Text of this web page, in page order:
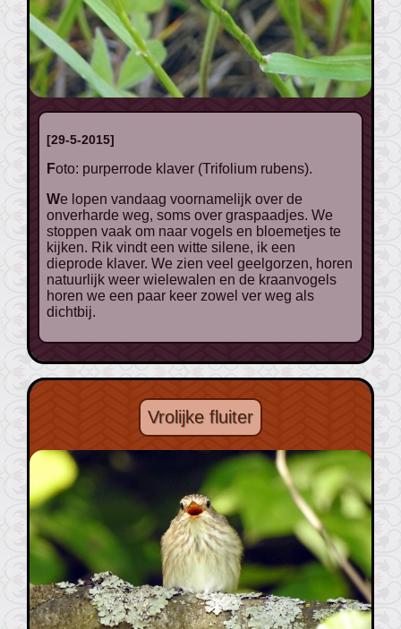
[29-5-2015]
Foto: purperrode klaver (Trifolium rubens).
We lopen vandaag voornamelijk over de
onverharde weg, soms over graspaadjes. We
stoppen vaak om naar vogels en bloemetjes te
kijken. Rik vindt een witte silene, ik een
dieprode klaver. We zien veel geelgorzen, horen
natuurlijk weer wielewalen en de kraanvogels
horen we een paar keer zowel ver weg als
dichtbij.
Vrolijke fluiter